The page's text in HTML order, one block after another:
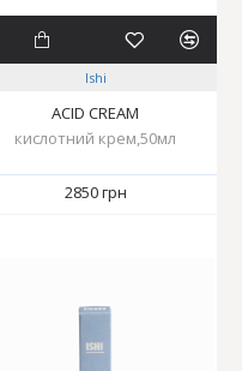
Ishi
ACID CREAM
кислотний крем,50мл
2850 грн